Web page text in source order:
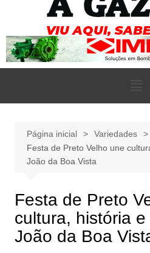
Página inicial
Variedades
Festa de Preto Velho une
João da Boa Vista
Festa de Preto
cultura, história
João da Boa